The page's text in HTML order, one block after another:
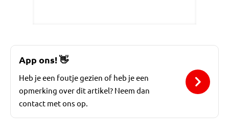
App ons!👋
Heb je een foutje gezien of heb je een
opmerking over dit artikel? Neem dan
contact met ons op.